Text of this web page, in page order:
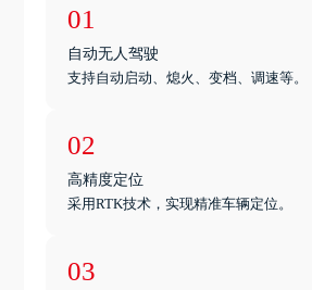
01
自动无人驾驶
支持自动启动、熄火、变档、调速等。
02
高精度定位
采用RTK技术，实现精准车辆定位。
03